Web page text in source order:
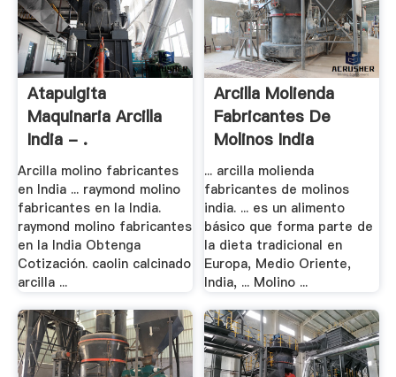
Atapulgita
Maquinaria Arcilla
India - .
Arcilla molino fabricantes
en India ... raymond molino
fabricantes en la India.
raymond molino fabricantes
en la India Obtenga
Cotización. caolin calcinado
arcilla ...
Arcilla Molienda
Fabricantes De
Molinos India
... arcilla molienda
fabricantes de molinos
india. ... es un alimento
básico que forma parte de
la dieta tradicional en
Europa, Medio Oriente,
India, ... Molino ...